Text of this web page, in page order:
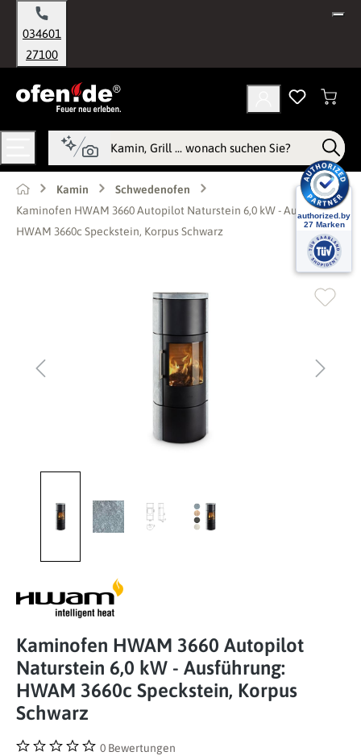
springen
034601
27100
Kamin
Schwedenofen
Kaminofen HWAM 3660 Autopilot Naturstein 6,0 kW - Ausführung:
HWAM 3660c Speckstein, Korpus Schwarz
Kaminofen HWAM 3660 Autopilot
Naturstein 6,0 kW - Ausführung:
HWAM 3660c Speckstein, Korpus
Schwarz
0 Bewertungen